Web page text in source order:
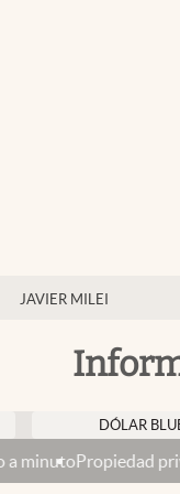
JAVIER MILEI
DÓLAR BLUE $ 1530
privada: con